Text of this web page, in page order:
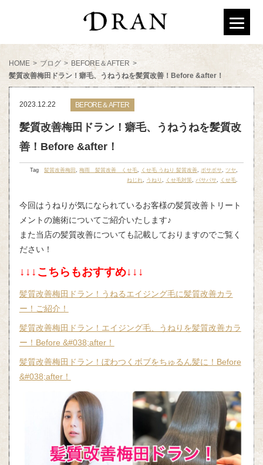
HOME > ブログ > BEFORE＆AFTER >
髪質改善梅田ドラン！癖毛、うねうねを髪質改善！Before &after！
2023.12.22 BEFORE＆AFTER
髪質改善梅田ドラン！癖毛、うねうねを髪質改
善！Before &after！
Tag髪質改善梅田 ,梅雨 髪質改善 くせ毛 くせ毛 うねり 髪質改善 ボサボサ ツヤ
ねじれ
うねり くせ毛対策 パサパサ くせ毛
今回はうねりが気になられているお客様の髪質改善トリート
メントの施術についてご紹介いたします♪
また当店の髪質改善についても記載しておりますのでご覧く
ださい！
↓↓↓こちらもおすすめ↓↓↓
髪質改善梅田ドラン！うねるエイジング毛に髪質改善カラ
ー！ご紹介！
髪質改善梅田ドラン！エイジング毛、うねりを髪質改善カラ
ー！Before &#038;after！
髪質改善梅田ドラン！ぼわつくボブをちゅるん髪に！Before
&#038;after！